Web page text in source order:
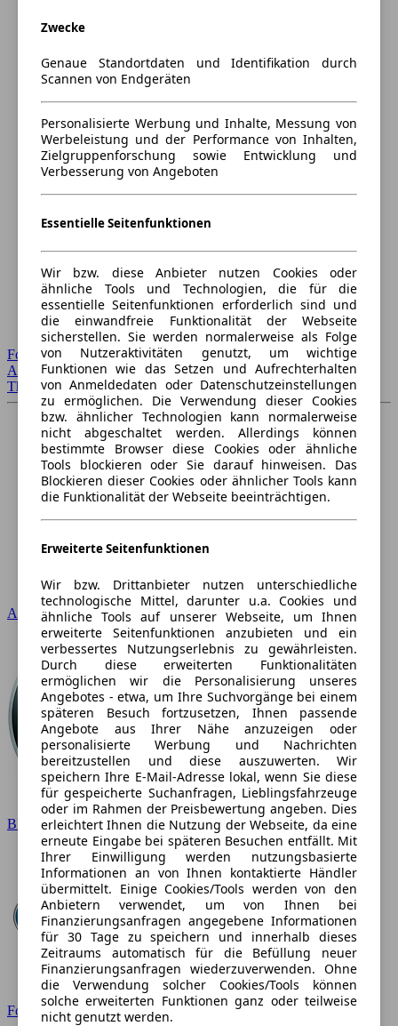
Forum Startseite
Alle Auto-Foren
Themen-Forum
Audi
BMW
Ford
Zwecke
Genaue Standortdaten und Identifikation durch
Scannen von Endgeräten
Personalisierte Werbung und Inhalte, Messung von
Werbeleistung und der Performance von Inhalten,
Zielgruppenforschung sowie Entwicklung und
Verbesserung von Angeboten
Essentielle Seitenfunktionen
Wir bzw. diese Anbieter nutzen Cookies oder
ähnliche Tools und Technologien, die für die
essentielle Seitenfunktionen erforderlich sind und
die einwandfreie Funktionalität der Webseite
sicherstellen. Sie werden normalerweise als Folge
von Nutzeraktivitäten genutzt, um wichtige
Funktionen wie das Setzen und Aufrechterhalten
von Anmeldedaten oder Datenschutzeinstellungen
zu ermöglichen. Die Verwendung dieser Cookies
bzw. ähnlicher Technologien kann normalerweise
nicht abgeschaltet werden. Allerdings können
bestimmte Browser diese Cookies oder ähnliche
Tools blockieren oder Sie darauf hinweisen. Das
Blockieren dieser Cookies oder ähnlicher Tools kann
die Funktionalität der Webseite beeinträchtigen.
Erweiterte Seitenfunktionen
Wir bzw. Drittanbieter nutzen unterschiedliche
technologische Mittel, darunter u.a. Cookies und
ähnliche Tools auf unserer Webseite, um Ihnen
erweiterte Seitenfunktionen anzubieten und ein
verbessertes Nutzungserlebnis zu gewährleisten.
Durch diese erweiterten Funktionalitäten
ermöglichen wir die Personalisierung unseres
Angebotes - etwa, um Ihre Suchvorgänge bei einem
späteren Besuch fortzusetzen, Ihnen passende
Angebote aus Ihrer Nähe anzuzeigen oder
personalisierte Werbung und Nachrichten
bereitzustellen und diese auszuwerten. Wir
speichern Ihre E-Mail-Adresse lokal, wenn Sie diese
für gespeicherte Suchanfragen, Lieblingsfahrzeuge
oder im Rahmen der Preisbewertung angeben. Dies
erleichtert Ihnen die Nutzung der Webseite, da eine
erneute Eingabe bei späteren Besuchen entfällt. Mit
Ihrer Einwilligung werden nutzungsbasierte
Informationen an von Ihnen kontaktierte Händler
übermittelt. Einige Cookies/Tools werden von den
Anbietern verwendet, um von Ihnen bei
Finanzierungsanfragen angegebene Informationen
für 30 Tage zu speichern und innerhalb dieses
Zeitraums automatisch für die Befüllung neuer
Finanzierungsanfragen wiederzuverwenden. Ohne
die Verwendung solcher Cookies/Tools können
solche erweiterten Funktionen ganz oder teilweise
nicht genutzt werden.